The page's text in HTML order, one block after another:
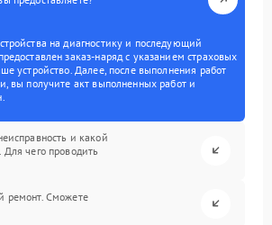
на диагностику и последующий
заказ-наряд с указанием страховых
устройство. Далее, после выполнения работ
вы получите акт выполненных работ и
и какой
чего проводить
ремонт. Сможете